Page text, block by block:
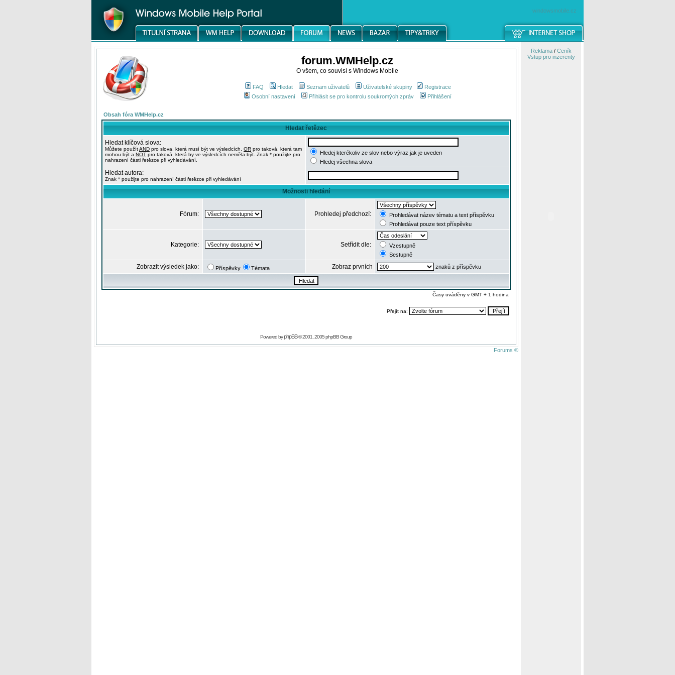
windowsmobile.cz
forum.WMHelp.cz
O všem, co souvisí s Windows Mobile
FAQ Hledat Seznam uživatelů Uživatelské skupiny
Registrace
Osobní nastavení
Přihlásit se pro kontrolu soukromých zpráv Přihlášení
Obsah fóra WMHelp.cz
Hledat řetězec
Hledat klíčová slova:
Můžete použítAND pro slova, která musí být ve výsledcích, OR pro taková, která tam
mohou být a NOT pro taková, která by ve výsledcích neměla být. Znak * použijte pro
nahrazení části řetězce při vyhledávání.
Hledej kterékoliv ze slov nebo výraz jak je uveden
Hledej všechna slova
Hledat autora:
Znak * použijte pro nahrazení části řetězce při vyhledávání
Možnosti hledání
Fórum: Prohledej předchozí:
Prohledávat název tématu a text příspěvku
Prohledávat pouze text příspěvku
Kategorie: Setřídit dle:
Vzestupně
Sestupně
Zobrazit výsledek jako: Příspěvky Témata Zobraz prvních znaků z příspěvku
Časy uváděny v GMT + 1 hodina
Přejít na:
Powered byphpBB© 2001, 2005 phpBB Group
Forums ©
Reklama/ Ceník
Vstup pro inzerenty